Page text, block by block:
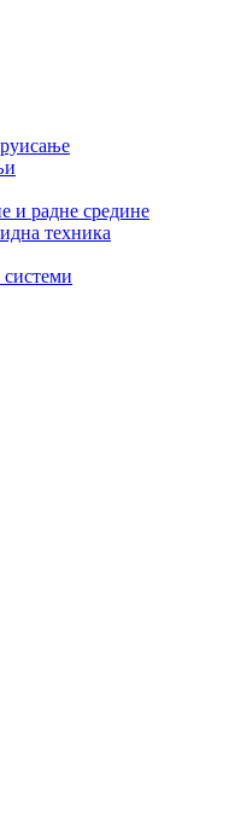
и радне средине
техника